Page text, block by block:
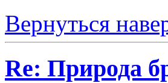
Вернуться
Re: Природа